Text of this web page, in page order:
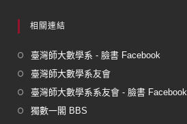
相關連結
臺灣師大數學系 - 臉書 Facebook
臺灣師大數學系友會
臺灣師大數學系系友會 - 臉書 Facebook
獨數一閣 BBS